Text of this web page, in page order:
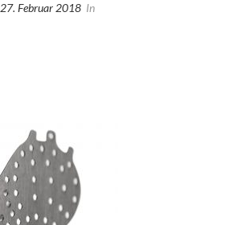
27. Februar 2018 In